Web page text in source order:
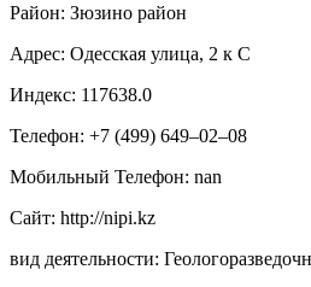
Район: Зюзино район
Адрес: Одесская улица, 2 к C
Индекс: 117638.0
Телефон: +7 (499) 649‒02‒08
Мобильный Телефон: nan
Сайт: http://nipi.kz
вид деятельности: